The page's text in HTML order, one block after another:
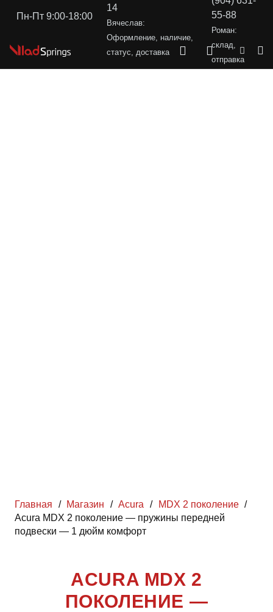
Пн-Пт 9:00-18:00
14
Вячеслав:
Оформление, наличие,
статус, доставка
55-88
Роман:
склад,
отправка
Главная / Магазин / Acura / MDX 2 поколение /
Acura MDX 2 поколение — пружины передней
подвески — 1 дюйм комфорт
ACURA MDX 2
ПОКОЛЕНИЕ —